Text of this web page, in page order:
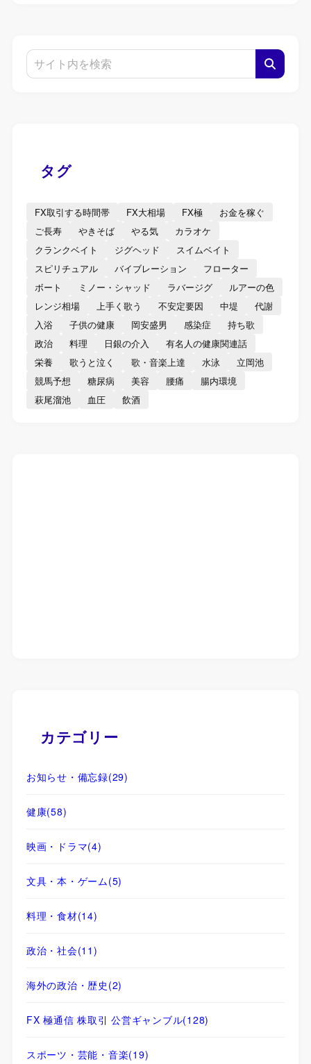
タグ
FX取引する時間帯 FX大相場 FX極
お金を稼ぐ
ご長寿
やきそば やる気
カラオケ
クランクベイト
ジグヘッド
スイムベイト
スピリチュアル
バイブレーション
フローター
ボート
ミノー・シャッド ラバージグ
ルアーの色
レンジ相場
上手く歌う 不安定要因 中堤
代謝
入浴
子供の健康 岡安盛男 感染症
持ち歌
政治
料理 日銀の介入
有名人の健康関連話
栄養
歌うと泣く 歌・音楽上達 水泳
立岡池
競馬予想
糖尿病 美容 腰痛
腸内環境
萩尾溜池
血圧 飲酒
カテゴリー
お知らせ・備忘録(29)
健康(58)
映画・ドラマ(4)
文具・本・ゲーム(5)
料理・食材(14)
政治・社会(11)
海外の政治・歴史 (2)
FX 極通信 株取引 公営ギャンブル(128)
スポーツ・芸能・音楽(19)